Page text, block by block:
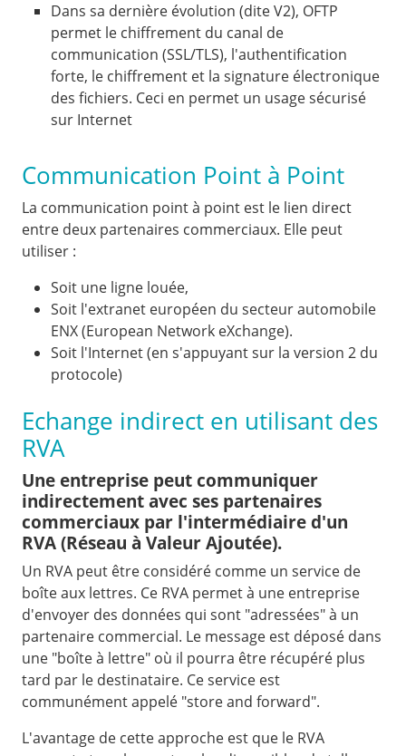
Dans sa dernière évolution (dite V2), OFTP
permet le chiffrement du canal de
communication (SSL/TLS), l'authentification
forte, le chiffrement et la signature électronique
des fichiers. Ceci en permet un usage sécurisé
sur Internet
Communication Point à Point
La communication point à point est le lien direct
entre deux partenaires commerciaux. Elle peut
utiliser :
Soit une ligne louée,
Soit l'extranet européen du secteur automobile
ENX (European Network eXchange).
Soit l'Internet (en s'appuyant sur la version 2 du
protocole)
Echange indirect en utilisant des
RVA
Une entreprise peut communiquer
indirectement avec ses partenaires
commerciaux par l'intermédiaire d'un
RVA (Réseau à Valeur Ajoutée).
Un RVA peut être considéré comme un service de
boîte aux lettres. Ce RVA permet à une entreprise
d'envoyer des données qui sont "adressées" à un
partenaire commercial. Le message est déposé dans
une "boîte à lettre" où il pourra être récupéré plus
tard par le destinataire. Ce service est
communément appelé "store and forward".
L'avantage de cette approche est que le RVA